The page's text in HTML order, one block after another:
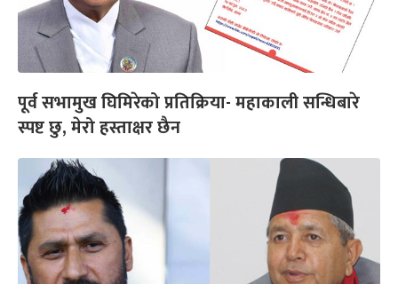
पूर्व सभामुख घिमिरेको प्रतिक्रिया- महाकाली सन्धिबारे
स्पष्ट छु, मेरो हस्ताक्षर छैन